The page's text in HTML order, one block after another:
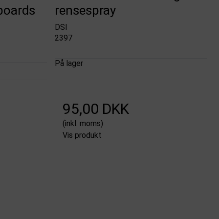
rensespray
DSI
2397
På lager
95,00 DKK
(inkl. moms)
Vis produkt